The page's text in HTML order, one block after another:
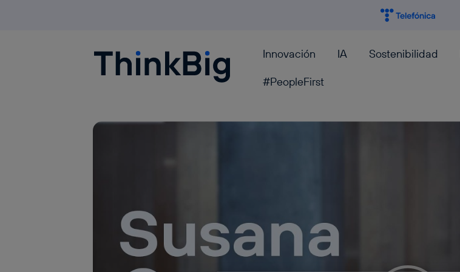
Blogthinkbig.com Innovación IA Sostenibilidad
#PeopleFirst